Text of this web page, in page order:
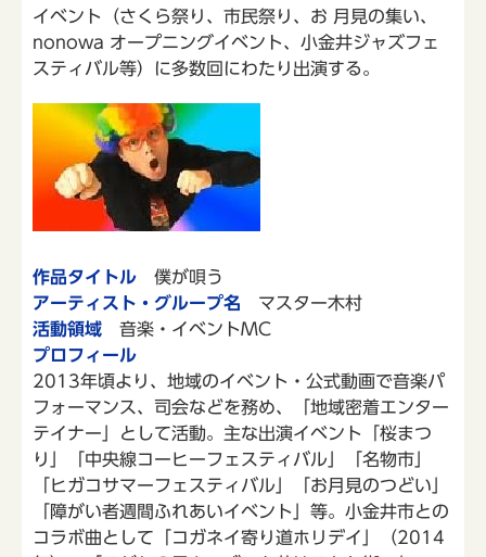
イベント（さくら祭り、市民祭り、お 月見の集い、
nonowa オープニングイベント、小金井ジャズフェ
スティバル等）に多数回にわたり出演する。
作品タイトル 僕が唄う
アーティスト・グループ名 マスター木村
活動領域 音楽・イベントMC
プロフィール
2013年頃より、地域のイベント・公式動画で音楽パ
フォーマンス、司会などを務め、「地域密着エンター
テイナー」として活動。主な出演イベント「桜まつ
り」「中央線コーヒーフェスティバル」「名物市」
「ヒガコサマーフェスティバル」「お月見のつどい」
「障がい者週間ふれあいイベント」等。小金井市との
コラボ曲として「コガネイ寄り道ホリデイ」（2014